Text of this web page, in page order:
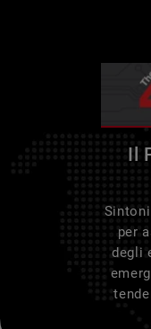
Il
per
degli